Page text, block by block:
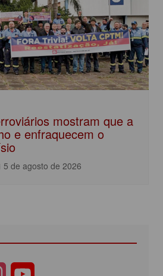
mostram que a
e enfraquecem o
5 de agosto de 2026